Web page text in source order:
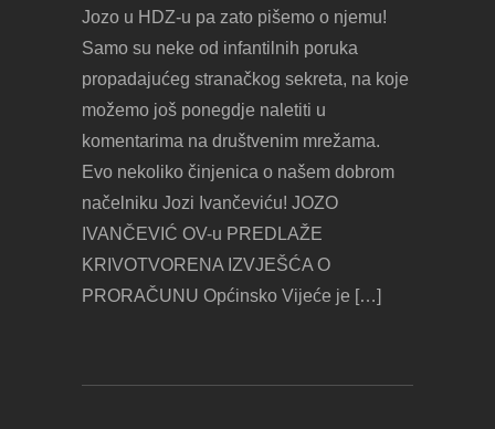
Jozo u HDZ-u pa zato pišemo o njemu!
Samo su neke od infantilnih poruka
propadajućeg stranačkog sekreta, na koje
možemo još ponegdje naletiti u
komentarima na društvenim mrežama.
Evo nekoliko činjenica o našem dobrom
načelniku Jozi Ivančeviću! JOZO
IVANČEVIĆ OV-u PREDLAŽE
KRIVOTVORENA IZVJEŠĆA O
PRORAČUNU Općinsko Vijeće je […]